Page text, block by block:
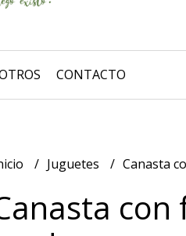
CONTACTO
Juguetes Canasta
con